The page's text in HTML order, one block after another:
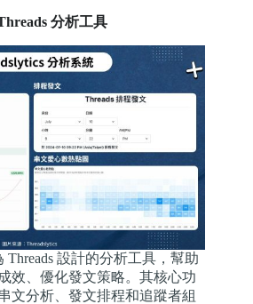
分析工具
Threads 設計的分析工具，幫助
效、優化發文策略。其核心功
文分析、發文排程和追蹤者組